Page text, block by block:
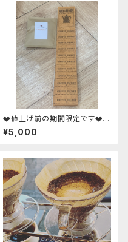
❤️値上げ前の期間限定です❤️送
料無料‼️お得な珈琲チケット¥50
0券11枚綴¥5,500分&ドリップ
¥5,000